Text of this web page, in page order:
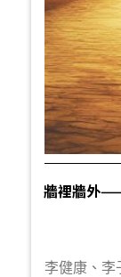
牆裡牆外